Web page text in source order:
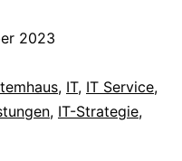
2023
, IT, IT Service,
, IT-Strategie,